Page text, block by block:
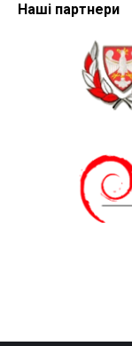
Наші партнери